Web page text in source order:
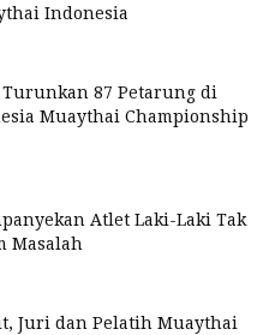
Indonesia
87 Petarung di
Muaythai Championship
Atlet Laki-Laki Tak
Masalah
Juri dan Pelatih Muaythai